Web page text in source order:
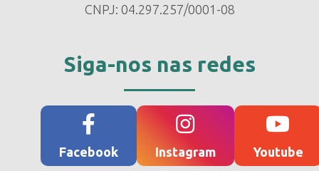
CNPJ: 04.297.257/0001-08
Siga-nos nas redes
Facebook Instagram Youtube